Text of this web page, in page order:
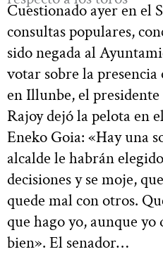
Cuestionado ayer en el
consultas populares,
sido negada al
votar sobre la
en Illunbe, el
Rajoy dejó la pelota en
Eneko Goia: «Hay una
alcalde le habrán
decisiones y se moje,
quede mal con otros.
que hago yo, aunque yo
bien». El senador…